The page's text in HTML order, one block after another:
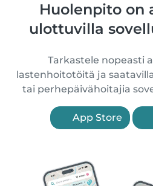
Huolenpito on
ulottuvilla
Tarkastele nopeasti
lastenhoitotöitä ja
tai perhepäivähoitajia
App Store